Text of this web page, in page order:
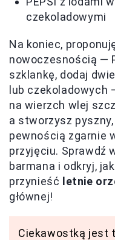
czekoladowymi
Na koniec,
nowoczesnością —
szklankę, dodaj
lub czekoladowych
na wierzch wlej
a stworzysz
pewnością zgarnie
przyjęciu. Sprawdź
barmana i odkryj,
przynieść letnie
głównej!
Ciekawostką jest